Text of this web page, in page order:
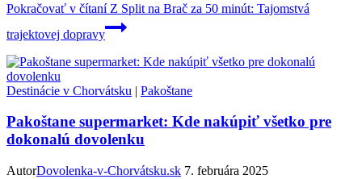
Pokračovať v čítaníZ Split na Brač za 50 minút: Tajomstvá
trajektovej dopravy
Destinácie v Chorvátsku | Pakoštane
Pakoštane supermarket: Kde nakúpiť všetko pre
dokonalú dovolenku
AutorDovolenka-v-Chorvátsku.sk 7. februára 2025